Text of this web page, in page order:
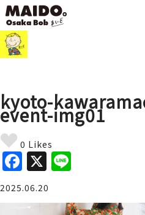
kyoto-
event-img01
0 Likes
F
a
c
X
e
2025.06.20